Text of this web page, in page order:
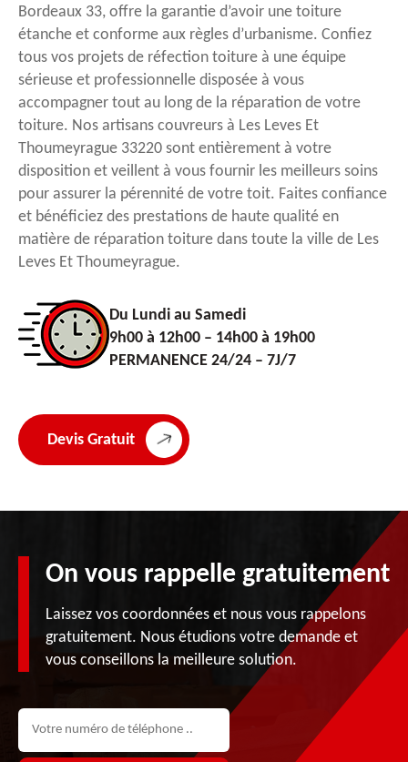
Bordeaux 33, offre la garantie d’avoir une toiture
étanche et conforme aux règles d’urbanisme. Confiez
tous vos projets de réfection toiture à une équipe
sérieuse et professionnelle disposée à vous
accompagner tout au long de la réparation de votre
toiture. Nos artisans couvreurs à Les Leves Et
Thoumeyrague 33220 sont entièrement à votre
disposition et veillent à vous fournir les meilleurs soins
pour assurer la pérennité de votre toit. Faites confiance
et bénéficiez des prestations de haute qualité en
matière de réparation toiture dans toute la ville de Les
Leves Et Thoumeyrague.
Du Lundi au Samedi
9h00 à 12h00 – 14h00 à 19h00
PERMANENCE 24/24 – 7J/7
Devis Gratuit
On vous rappelle gratuitement
Laissez vos coordonnées et nous vous rappelons
gratuitement. Nous étudions votre demande et
vous conseillons la meilleure solution.